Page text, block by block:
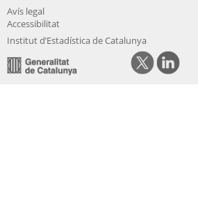
Avís legal
Accessibilitat
Institut d’Estadística de Catalunya